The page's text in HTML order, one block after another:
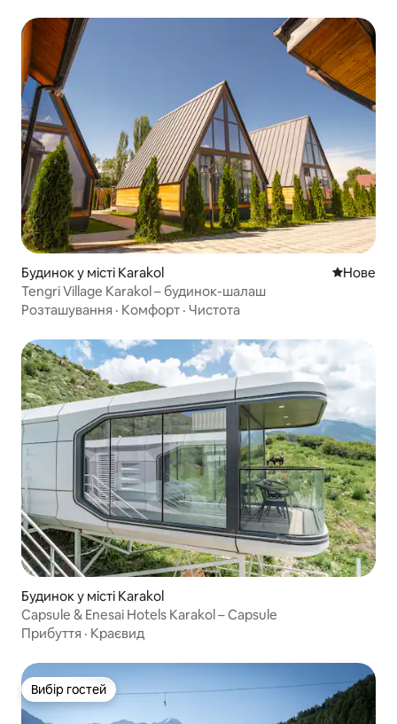
Будинок у місті Karakol Нове
Нове
Tengri Village Karakol – будинок-шалаш
Розташування · Комфорт · Чистота
Будинок у місті Karakol
Capsule & Enesai Hotels Karakol – Capsule
Прибуття · Краєвид
Вибір гостей
Вибір гостей